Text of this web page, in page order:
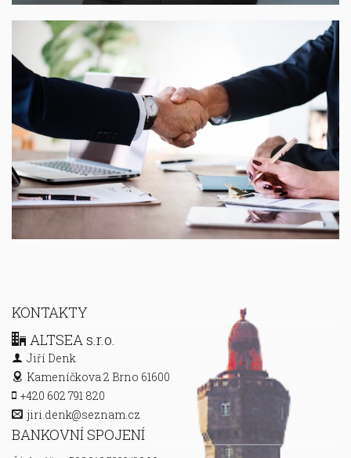
KONTAKTY
ALTSEA s.r.o.
Jiří Denk
Kameníčkova 2 Brno 61600
+420 602 791 820
jiri.denk@seznam.cz
BANKOVNÍ SPOJENÍ